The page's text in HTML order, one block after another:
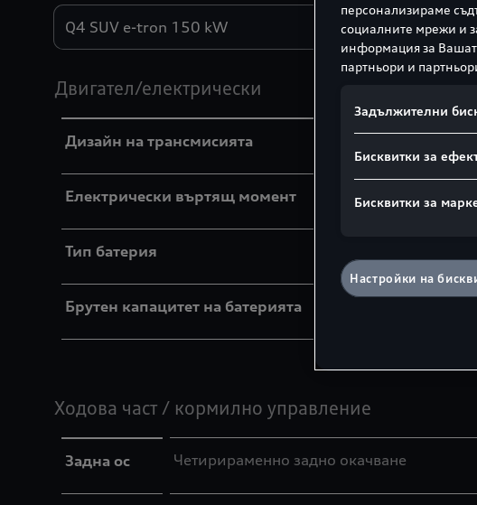
Двигатели
Двигател/електрически
Дизайн на трансмисията
Електрически въртящ момент
Тип батерия
Брутен капацитет на батерията
Ходова част / кормилно управление
Задна ос Четирираменно задно окачване
персонализираме
социалните мрежи и
информация за
партньори и
Задължителни
Бисквитки за
Бисквитки за
Настройки на